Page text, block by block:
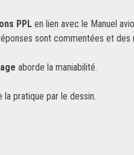
PPL en lien avec le Manuel
sont commentées et des
aborde la maniabilité.
la pratique par le dessin.